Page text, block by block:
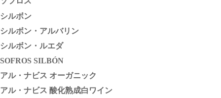
シルボン
シルボン・アルバリン
シルボン・ルエダ
SOFROS SILBÓN
アル・ナビス オーガニック
アル・ナビス 酸化熟成白ワイン